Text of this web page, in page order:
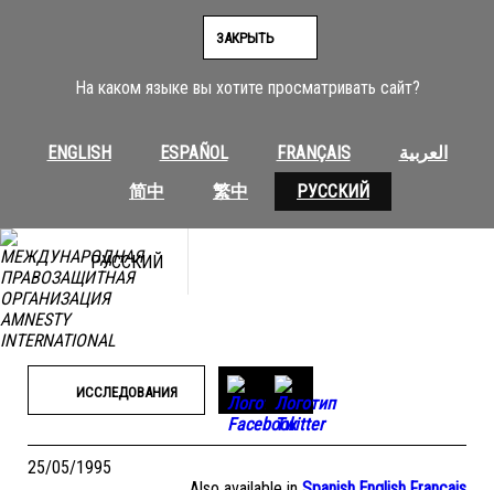
На каком языке вы хотите просматривать сайт?
ENGLISH ESPAÑOL FRANÇAIS
العربية
简中
繁中 РУССКИЙ
ЗАКРЫТЬ
РУССКИЙ
ИССЛЕДОВАНИЯ
25/05/1995